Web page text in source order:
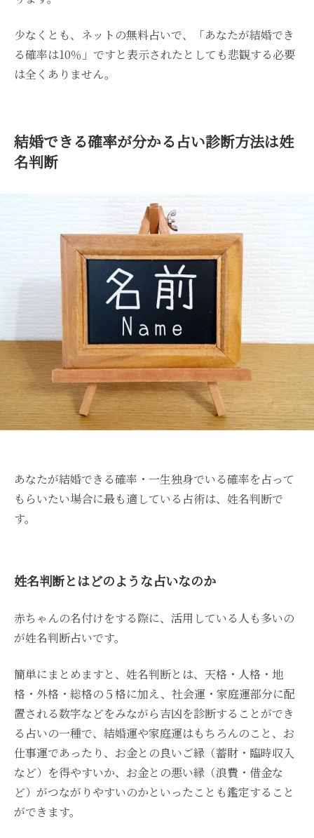
少なくとも、ネットの無料占いで、「あなたが結婚でき
る確率は10％」ですと表示されたとしても悲観する必要
は全くありません。
結婚できる確率が分かる占い診断方法は姓
名判断
あなたが結婚できる確率・一生独身でいる確率を占って
もらいたい場合に最も適している占術は、姓名判断で
す。
姓名判断とはどのような占いなのか
赤ちゃんの名付けをする際に、活用している人も多いの
が姓名判断占いです。
簡単にまとめますと、姓名判断とは、天格・人格・地
格・外格・総格の５格に加え、社会運・家庭運部分に配
置される数字などをみながら吉凶を診断することができ
る占いの一種で、結婚運や家庭運はもちろんのこと、お
仕事運であったり、お金との良いご縁（蓄財・臨時収入
など）を得やすいか、お金との悪い縁（浪費・借金な
ど）がつながりやすいのかといったことも鑑定すること
ができます。